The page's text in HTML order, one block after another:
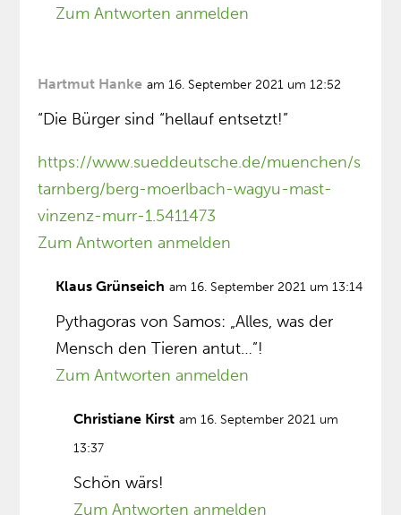
Zum Antworten anmelden
Hartmut Hanke am 16. September 2021 um 12:52
“Die Bürger sind “hellauf entsetzt!”
https://www.sueddeutsche.de/muenchen/s
tarnberg/berg-moerlbach-wagyu-mast-
vinzenz-murr-1.5411473
Zum Antworten anmelden
Klaus Grünseich am 16. September 2021 um 13:14
Pythagoras von Samos: „Alles, was der
Mensch den Tieren antut…”!
Zum Antworten anmelden
Christiane Kirst am 16. September 2021 um
13:37
Schön wärs!
Zum Antworten anmelden